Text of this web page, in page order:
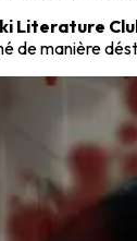
Literature
de manière